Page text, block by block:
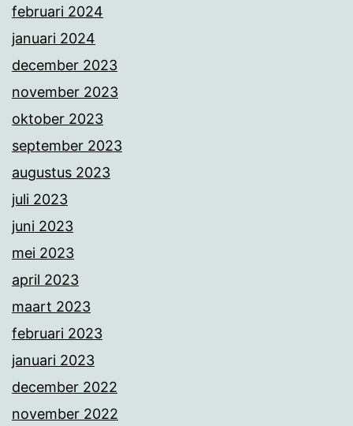
februari 2024
januari 2024
december 2023
november 2023
oktober 2023
september 2023
augustus 2023
juli 2023
juni 2023
mei 2023
april 2023
maart 2023
februari 2023
januari 2023
december 2022
november 2022